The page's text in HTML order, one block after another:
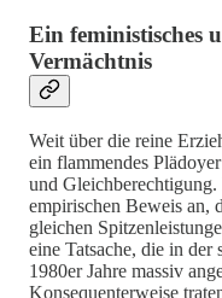
Ein feministisches
Vermächtnis
Weit über die reine
ein flammendes
und
empirischen Beweis an,
gleichen
eine Tatsache, die in der
1980er Jahre massiv
Konsequenterweise